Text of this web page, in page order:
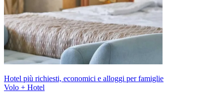
Hotel più richiesti, economici e alloggi per famiglie
Volo + Hotel